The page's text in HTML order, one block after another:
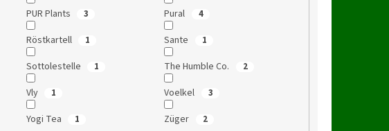
PUR Plants 3 Pural 4
Röstkartell 1 Sante 1
Sottolestelle 1 The Humble Co. 2
Vly 1 Voelkel 3
Yogi Tea 1 Züger 2